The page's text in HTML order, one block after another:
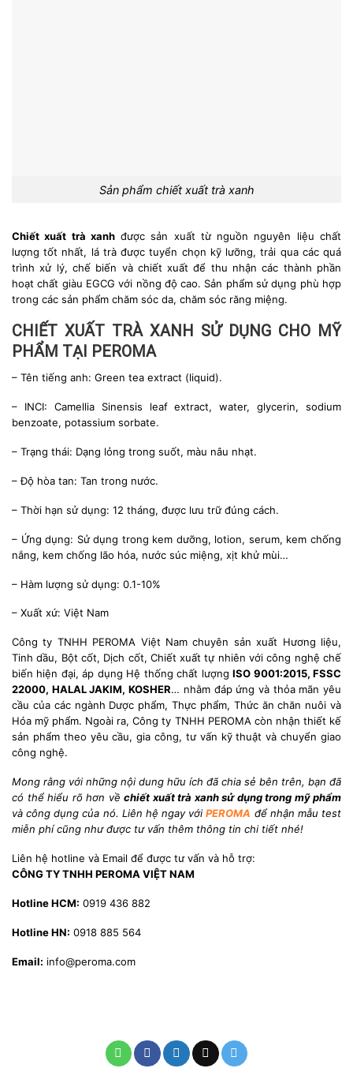
Sản phẩm chiết xuất trà xanh
Chiết xuất trà xanhđược sản xuất từ nguồn nguyên liệu chất
lượng tốt nhất, lá trà được tuyển chọn kỹ lưỡng, trải qua các quá
trình xử lý, chế biến và chiết xuất để thu nhận các thành phần
hoạt chất giàu EGCG với nồng độ cao. Sản phẩm sử dụng phù hợp
trong các sản phẩm chăm sóc da, chăm sóc răng miệng.
CHIẾT XUẤT TRÀ XANH SỬ DỤNG CHO MỸ
PHẨM TẠI PEROMA
– Tên tiếng anh: Green tea extract (liquid).
– INCI: Camellia Sinensis leaf extract, water, glycerin, sodium
benzoate, potassium sorbate.
– Trạng thái: Dạng lỏng trong suốt, màu nâu nhạt.
– Độ hòa tan: Tan trong nước.
– Thời hạn sử dụng: 12 tháng, được lưu trữ đúng cách.
– Ứng dụng: Sử dụng trong kem dưỡng, lotion, serum, kem chống
nắng, kem chống lão hóa, nước súc miệng, xịt khử mùi…
– Hàm lượng sử dụng: 0.1-10%
– Xuất xứ: Việt Nam
Công ty TNHH PEROMA Việt Nam chuyên sản xuất Hương liệu,
Tinh dầu, Bột cốt, Dịch cốt, Chiết xuất tự nhiên với công nghệ chế
biến hiện đại, áp dụng Hệ thống chất lượngISO 9001:2015, FSSC
22000, HALAL JAKIM, KOSHER… nhằm đáp ứng và thỏa mãn yêu
cầu của các ngành Dược phẩm, Thực phẩm, Thức ăn chăn nuôi và
Hóa mỹ phẩm. Ngoài ra, Công ty TNHH PEROMA còn nhận thiết kế
sản phẩm theo yêu cầu, gia công, tư vấn kỹ thuật và chuyển giao
công nghệ.
Mong rằng với những nội dung hữu ích đã chia sẻ bên trên, bạn đã
có thể hiểu rõ hơn về chiết xuất trà xanh sử dụng trong mỹ phẩm
và công dụng của nó. Liên hệ ngay vớiPEROMA để nhận mẫu test
miễn phí cũng như được tư vấn thêm thông tin chi tiết nhé!
Liên hệ hotline và Email để được tư vấn và hỗ trợ:
CÔNG TY TNHH PEROMA VIỆT NAM
Hotline HCM: 0919 436 882
Hotline HN: 0918 885 564
Email: info@peroma.com